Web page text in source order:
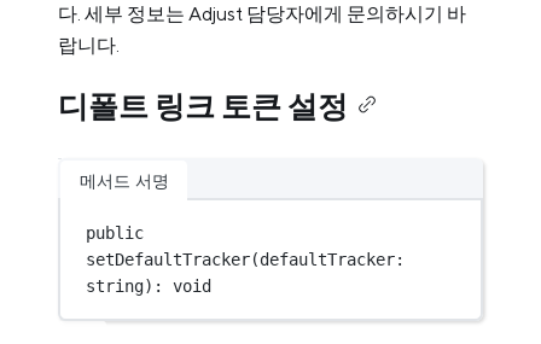
다. 세부 정보는 Adjust 담당자에게 문의하시기 바
랍니다.
디폴트 링크 토큰 설정
메서드 서명
setDefaultTracker(defaultTracker:
string): void